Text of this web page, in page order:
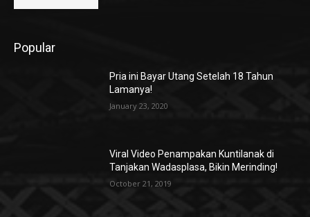
Popular
Pria ini Bayar Utang Setelah 18 Tahun
Lamanya!
January 23, 2020
Viral Video Penampakan Kuntilanak di
Tanjakan Wadasplasa, Bikin Merinding!
October 21, 2019